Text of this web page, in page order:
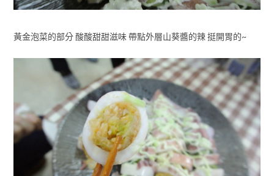
黃金泡菜的部分 酸酸甜甜滋味 帶點外層山葵醬的辣 挺開胃的~